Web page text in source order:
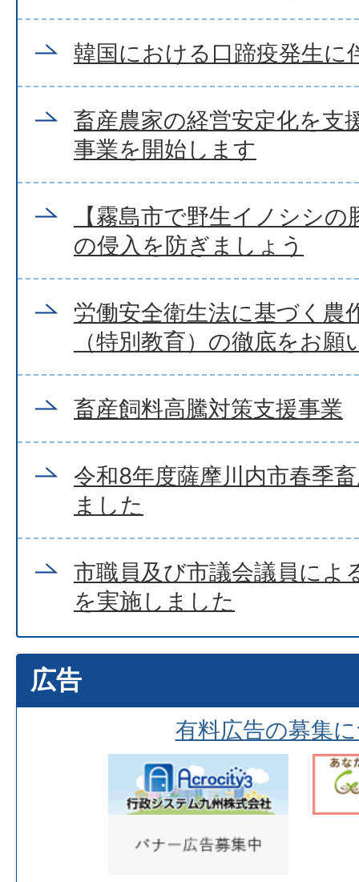
韓国における口蹄疫発生に
畜産農家の経営安定化を支
事業を開始します
【霧島市で野生イノシシ
の侵入を防ぎましょう
労働安全衛生法に基づく農
（特別教育）の徹底をお願
畜産飼料高騰対策支援事業
令和8年度薩摩川内市春季
ました
市職員及び市議会議員によ
を実施しました
広告
有料広告の募集